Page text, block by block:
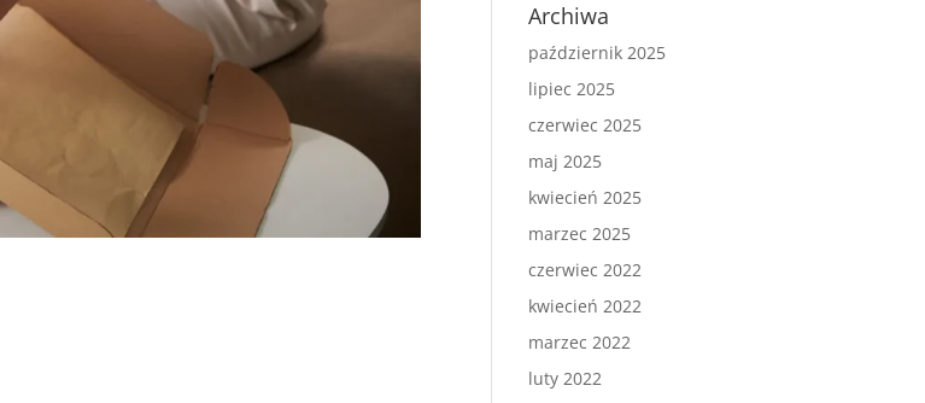
Archiwa
październik 2025
lipiec 2025
czerwiec 2025
maj 2025
kwiecień 2025
marzec 2025
czerwiec 2022
kwiecień 2022
marzec 2022
luty 2022